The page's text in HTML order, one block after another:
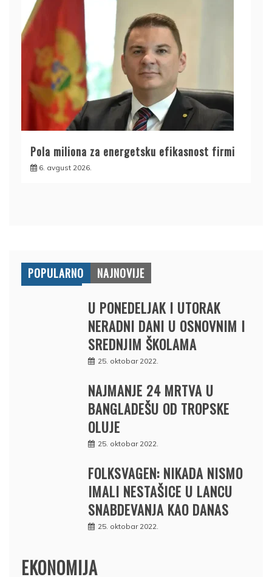
Pola miliona za energetsku efikasnost firmi
6. avgust 2026.
POPULARNO NAJNOVIJE
U PONEDELJAK I UTORAK
NERADNI DANI U OSNOVNIM I
SREDNJIM ŠKOLAMA
25. oktobar 2022.
NAJMANJE 24 MRTVA U
BANGLADEŠU OD TROPSKE
OLUJE
25. oktobar 2022.
FOLKSVAGEN: NIKADA NISMO
IMALI NESTAŠICE U LANCU
SNABDEVANJA KAO DANAS
25. oktobar 2022.
EKONOMIJA